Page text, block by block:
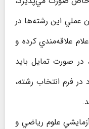
عملي اين رشته‌ها در
زمانيِ ۱۴۰۴/۰۴/۲۲ تا ۱۴۰۴/۰۵/۰۲ اعلام علاقه‌مندي كرده و
در صورت تمایل باید
۱۵۰ انتخاب خود در فرم انتخاب رشته،
علوم رياضي و